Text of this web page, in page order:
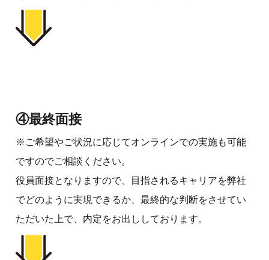
④最終面接
※ご希望やご状況に応じてオンラインでの実施も可能
ですのでご相談ください。
役員面接となりますので、目指されるキャリアを弊社
でどのように実現できるか、最終的な判断をさせてい
ただいた上で、内定をお出ししております。